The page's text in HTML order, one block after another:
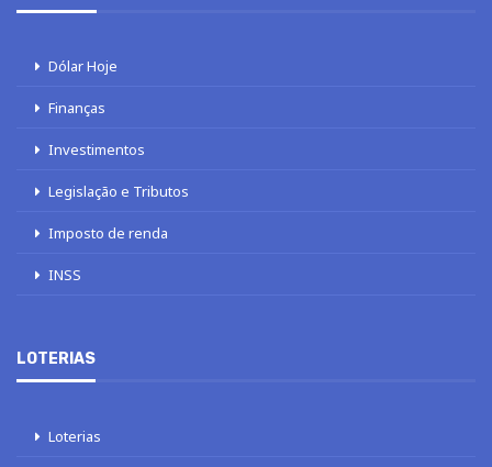
Dólar Hoje
Finanças
Investimentos
Legislação e Tributos
Imposto de renda
INSS
LOTERIAS
Loterias